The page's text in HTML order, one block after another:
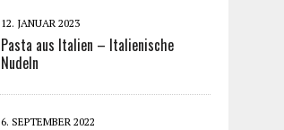
12. JANUAR 2023
Pasta aus Italien – Italienische
Nudeln
6. SEPTEMBER 2022